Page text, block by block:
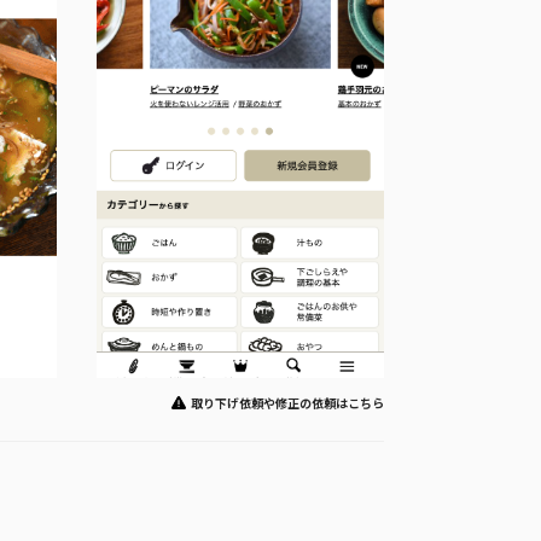
取り下げ依頼や修正の依頼はこちら